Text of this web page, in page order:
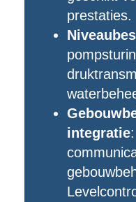
prestaties.
integratie